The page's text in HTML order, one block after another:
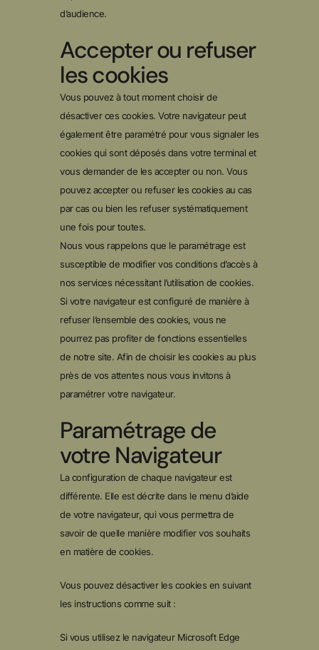
d’audience.
Accepter ou refuser
les cookies
Vous pouvez à tout moment choisir de
désactiver ces cookies. Votre navigateur peut
également être paramétré pour vous signaler les
cookies qui sont déposés dans votre terminal et
vous demander de les accepter ou non. Vous
pouvez accepter ou refuser les cookies au cas
par cas ou bien les refuser systématiquement
une fois pour toutes.
Nous vous rappelons que le paramétrage est
susceptible de modifier vos conditions d’accès à
nos services nécessitant l’utilisation de cookies.
Si votre navigateur est configuré de manière à
refuser l’ensemble des cookies, vous ne
pourrez pas profiter de fonctions essentielles
de notre site. Afin de choisir les cookies au plus
près de vos attentes nous vous invitons à
paramétrer votre navigateur.
Paramétrage de
votre Navigateur
La configuration de chaque navigateur est
différente. Elle est décrite dans le menu d’aide
de votre navigateur, qui vous permettra de
savoir de quelle manière modifier vos souhaits
en matière de cookies.
Vous pouvez désactiver les cookies en suivant
les instructions comme suit :
Si vous utilisez le navigateur Microsoft Edge